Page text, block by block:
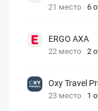
21 место 6
ERGO AXA
22 место 2
Oxy Travel
23 место 1